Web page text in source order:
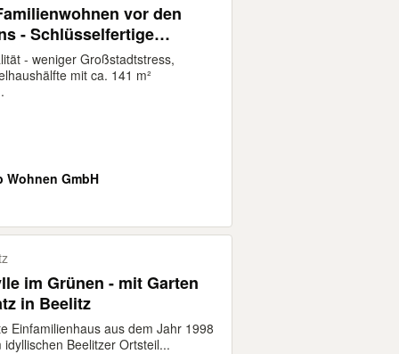
vor den
- Schlüsselfertige
- weniger Großstadtstress,
mit ca. 141 m²
Wohnen GmbH
im Grünen - mit Garten
in Beelitz
Einfamilienhaus aus dem Jahr 1998
Beelitzer Ortsteil...